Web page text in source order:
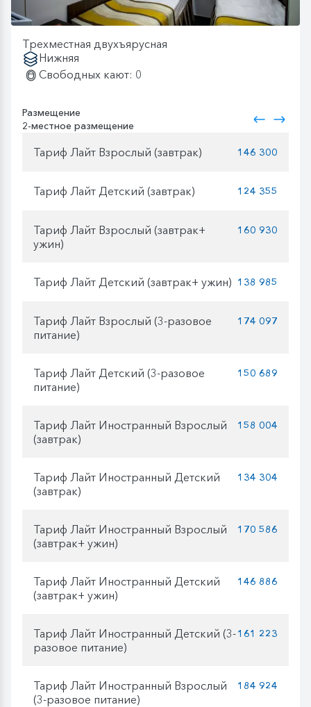
Трехместная двухъярусная
Нижняя
Свободных кают: 0
Размещение
2-местное размещение
Тариф Лайт Взрослый (завтрак) 146 300
Тариф Лайт Детский (завтрак) 124 355
Тариф Лайт Взрослый (завтрак+
ужин)
160 930
Тариф Лайт Детский (завтрак+ ужин) 138 985
Тариф Лайт Взрослый (3-разовое
питание)
174 097
Тариф Лайт Детский (3-разовое
питание)
150 689
Тариф Лайт Иностранный Взрослый
(завтрак)
158 004
Тариф Лайт Иностранный Детский
(завтрак)
134 304
Тариф Лайт Иностранный Взрослый
(завтрак+ ужин)
170 586
Тариф Лайт Иностранный Детский
(завтрак+ ужин)
146 886
Тариф Лайт Иностранный Детский (3-
разовое питание)
161 223
Тариф Лайт Иностранный Взрослый
(3-разовое питание)
184 924